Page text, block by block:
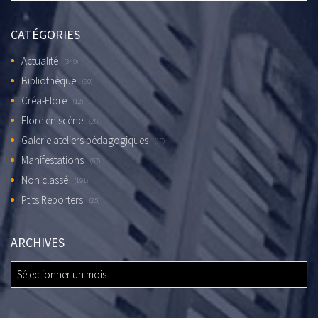
CATÉGORIES
Actualité (349)
Bibliothèque (60)
Créa-Flore (12)
Flore en scène (26)
Galerie ateliers pédagogiques (10)
Manifestations (67)
Non classé (191)
Ptits Reporters (25)
ARCHIVES
ARCHIVES